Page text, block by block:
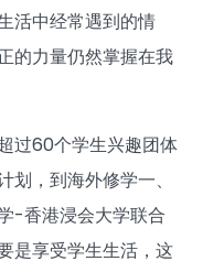
活中经常遇到的情
的力量仍然掌握在我
过60个学生兴趣团体
，到海外修学一、
-香港浸会大学联合
是享受学生生活，这